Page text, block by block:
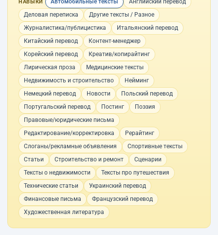
НАВЫКИ Автомобильные тексты
Английский перевод
Деловая переписка
Другие тексты / Разное
Журналистика/публицистика
Итальянский перевод
Китайский перевод
Контент-менеджер
Корейский перевод
Креатив/копирайтинг
Лирическая проза
Медицинские тексты
Недвижимость и строительство
Нейминг
Немецкий перевод
Новости
Польский перевод
Португальский перевод
Постинг
Поэзия
Правовые/юридические письма
Редактирование/корректировка
Рерайтинг
Слоганы/рекламные объявления
Спортивные тексты
Статьи
Строительство и ремонт
Сценарии
Тексты о недвижимости
Тексты про путешествия
Технические статьи
Украинский перевод
Финансовые письма
Французский перевод
Художественная литература